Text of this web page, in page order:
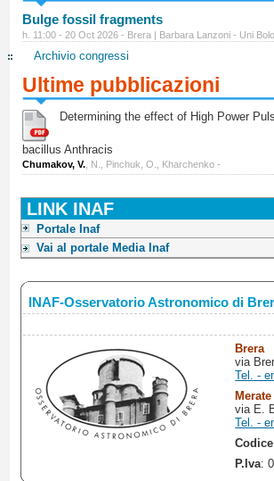
Bulge fossil fragments
h. 11:00 - 20 Oct 2026 - Brera | Barbara Lanzoni - Uni
Archivio congressi
Ultime pubblicazioni
Determining the effect of High Power
bacillus Anthracis
Chumakov, V. , N., Pinchuk, O., Kharchenko -
LINK INAF
Portale Inaf
Vai al portale Media Inaf
INAF-Osservatorio Astronomico di
Brera
via
Tel. -
Merate
via E.
Tel. -
P.Iva: